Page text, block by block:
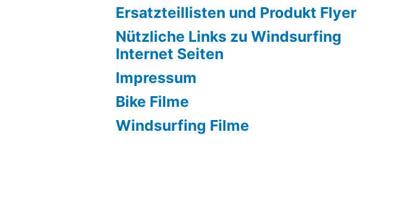
Ersatzteillisten und Produkt Flyer
Nützliche Links zu Windsurfing
Internet Seiten
Impressum
Bike Filme
Windsurfing Filme